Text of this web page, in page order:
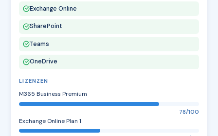
Exchange Online
SharePoint
Teams
OneDrive
LIZENZEN
M365 Business Premium
78/100
Exchange Online Plan 1